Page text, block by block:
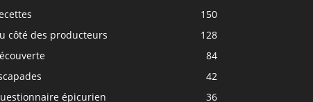
150
côté des producteurs
128
84
42
épicurien
36